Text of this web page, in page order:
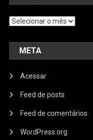
Arquivos
META
Acessar
Feed de posts
Feed de comentários
WordPress.org